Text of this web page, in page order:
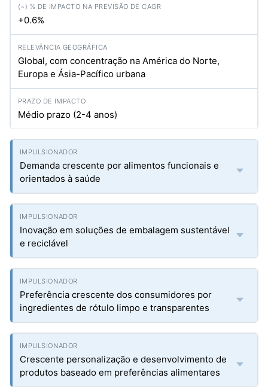
+0.6%
Global, com concentração na América do Norte,
Europa e Ásia-Pacífico urbana
Médio prazo (2-4 anos)
Demanda crescente por alimentos funcionais e
orientados à saúde
Inovação em soluções de embalagem sustentável
e reciclável
Preferência crescente dos consumidores por
ingredientes de rótulo limpo e transparentes
Crescente personalização e desenvolvimento de
produtos baseado em preferências alimentares